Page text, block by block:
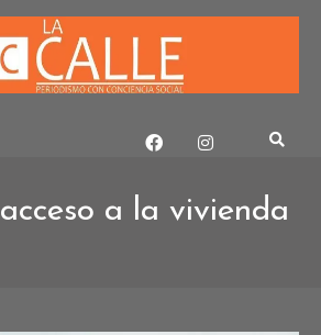
acceso a la vivienda